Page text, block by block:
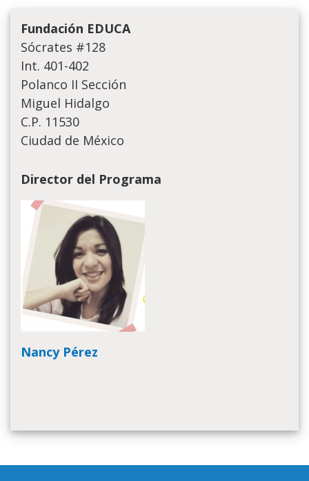
Fundación EDUCA
Sócrates #128
Int. 401-402
Polanco II Sección
Miguel Hidalgo
C.P. 11530
Ciudad de México
Director del Programa
Nancy Pérez